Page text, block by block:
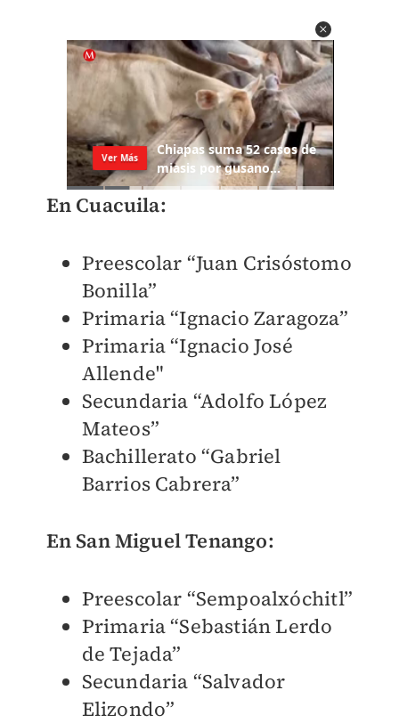
En Cuacuila:
Preescolar “Juan Crisóstomo
Bonilla”
Primaria “Ignacio Zaragoza”
Primaria “Ignacio José
Allende"
Secundaria “Adolfo López
Mateos”
Bachillerato “Gabriel
Barrios Cabrera”
En San Miguel Tenango:
Preescolar “Sempoalxóchitl”
Primaria “Sebastián Lerdo
de Tejada”
Secundaria “Salvador
Elizondo”